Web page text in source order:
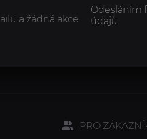
a žádná akce
Odesláním
údajů.
PRO